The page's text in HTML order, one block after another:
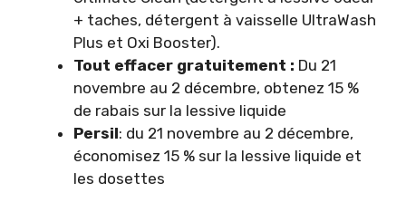
+ taches, détergent à vaisselle UltraWash
Plus et Oxi Booster).
Tout effacer gratuitement : Du 21
novembre au 2 décembre, obtenez 15 %
de rabais sur la lessive liquide
Persil: du 21 novembre au 2 décembre,
économisez 15 % sur la lessive liquide et
les dosettes